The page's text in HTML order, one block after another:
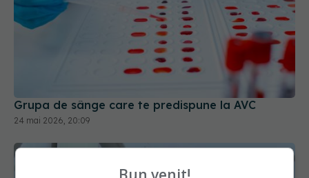
Grupa de sânge care te predispune la AVC